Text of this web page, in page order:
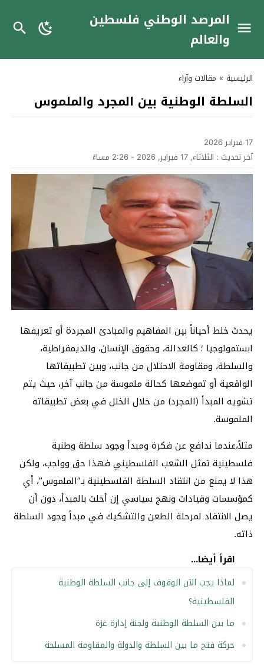
المرصد الوطني فلسطين
والعالم
الرئيسية » مقالات وآراء
السلطة الوطنية بين المجرد والملموس
17 فبراير 2026
آخر تحديث : الثلاثاء, 17 فبراير, 2026 - 2:26 مساءً
يحدث خلط أحياناً بين المفاهيم والمبادئ المجردة أو تعريفها
ابستمولوجيا ؛ كالعدالة، وحقوق الإنسان، والديمقراطية،
والسلطة، ومقاومة الاحتلال من جانب، وبين تطبيقاتها
الواقعية أو تموضعها كحالة ملموسة من جانب آخر، حيث يتم
تشويه المبدأ (المجرد) من خلال الخلل في بعض تطبيقاته
الملموسة.
مثلاً،عندما ندافع عن فكرة ومبدأ وجود سلطة وطنية
فلسطينية تمثل الشعب الفلسطيني فهذا حق وواجب، ولكن
هذا لا يمنع من انتقاد السلطة الفلسطينية بـ”الملموس”، أي
كمؤسسات وقيادات ونهج سياسي إن أخلت بالمبدأ، دون أن
يصل الانتقاد لمرحلة الطعن والتشكيك في مبدأ وجود السلطة
ذاته.
اقرأ أيضا...
لماذا يجب الآن الوقوف إلى جانب السلطة الوطنية
الفلسطينية؟
ما بين السلطة الوطنية ولجنة إدارة غزة
حركة فتح ما بين السلطة والدولة والمقاومة المسلحة